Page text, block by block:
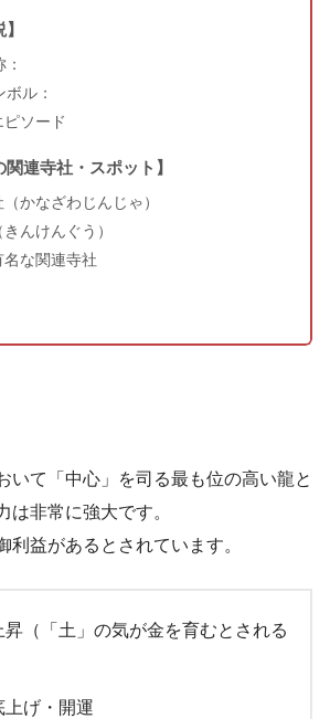
ル：
ソード
連寺社・スポット】
かなざわじんじゃ）
んけんぐう）
な関連寺社
いて「中心」を司る最も位の高い龍と
は非常に強大です。
利益があるとされています。
（「土」の気が金を育むとされる
上げ・開運